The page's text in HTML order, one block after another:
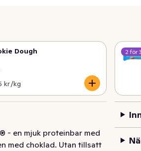
Dough
är: 24,56 kr
kr /kg
kr /kg
2 för
- en mjuk proteinbar med
med choklad. Utan tillsatt